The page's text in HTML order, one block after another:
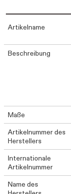
Artikelname
Beschreibung
Maße
Artikelnummer des
Herstellers
Internationale
Artikelnummer
Name des